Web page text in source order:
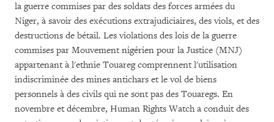
la guerre commises par des soldats des forces armées du
Niger, à savoir des exécutions extrajudiciaires, des viols, et des
destructions de bétail. Les violations des lois de la guerre
commises par Mouvement nigérien pour la Justice (MNJ)
appartenant à l'ethnie Touareg comprennent l'utilisation
indiscriminée des mines antichars et le vol de biens
personnels à des civils qui ne sont pas des Touaregs. En
novembre et décembre, Human Rights Watch a conduit des